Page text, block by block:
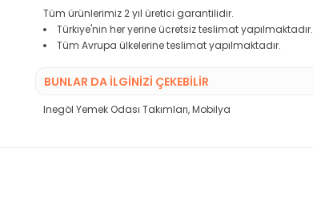
Tüm ürünlerimiz 2 yıl üretici garantilidir.
Türkiye'nin her yerine ücretsiz teslimat yapılmaktadır.
Tüm Avrupa ülkelerine teslimat yapılmaktadır.
BUNLAR DA İLGINIZI ÇEKEBILIR
Inegöl Yemek Odası Takımları,Mobilya